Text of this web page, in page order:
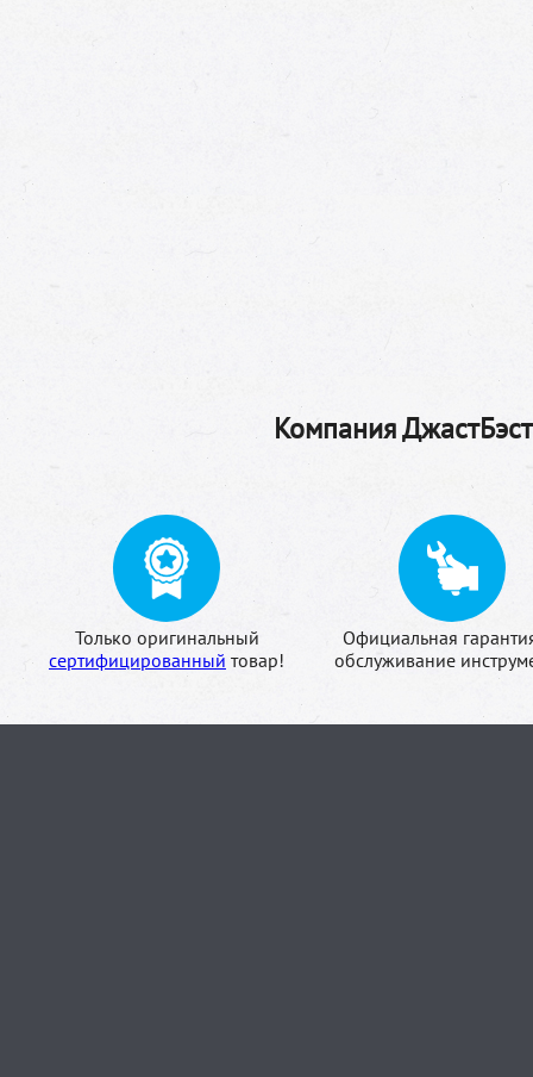
Компания
Только оригинальный
сертифицированный товар!
Официальная
обслуживание